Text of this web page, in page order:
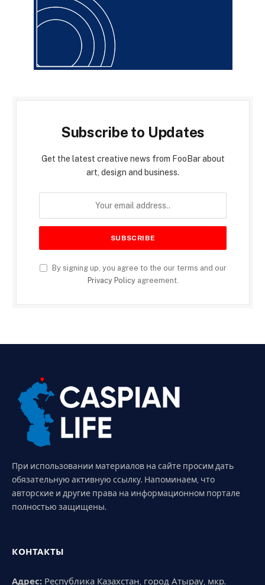
Subscribe to Updates
Get the latest creative news from FooBar about
art, design and business.
By signing up, you agree to the our terms and our
Privacy Policyagreement.
При использовании материалов на сайте просим дать
обязательную активную ссылку. Напоминаем, что
авторские и другие права на информационном портале
полностью защищены.
КОНТАКТЫ
Адрес: Республика Казахстан, город Атырау, мкр.